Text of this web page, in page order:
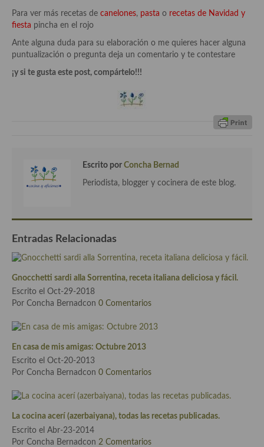
Cocina Azerí (Azerbaiyán)
Cocina de Tunez
Cocina camboyana
Cocina HIndú
Cocina filipina
Cocina Africana
Cocina del Congo
Cocina Sefardí
Para ver más recetas de canelones, pasta o recetas de Navidad y
fiesta pincha en el rojo
Ante alguna duda para su elaboración o me quieres hacer alguna
puntualización o pregunta deja un comentario y te contestare
¡y si te gusta este post, compártelo!!!
Escrito por Concha Bernad
Periodista, blogger y cocinera de este blog.
Entradas Relacionadas
Gnocchetti sardi alla Sorrentina, receta italiana deliciosa y fácil.
Escrito el Oct-29-2018
Por Concha Bernadcon 0 Comentarios
En casa de mis amigas: Octubre 2013
Escrito el Oct-20-2013
Por Concha Bernadcon 0 Comentarios
La cocina acerí (azerbaiyana), todas las recetas publicadas.
Escrito el Abr-23-2014
Por Concha Bernadcon 2 Comentarios